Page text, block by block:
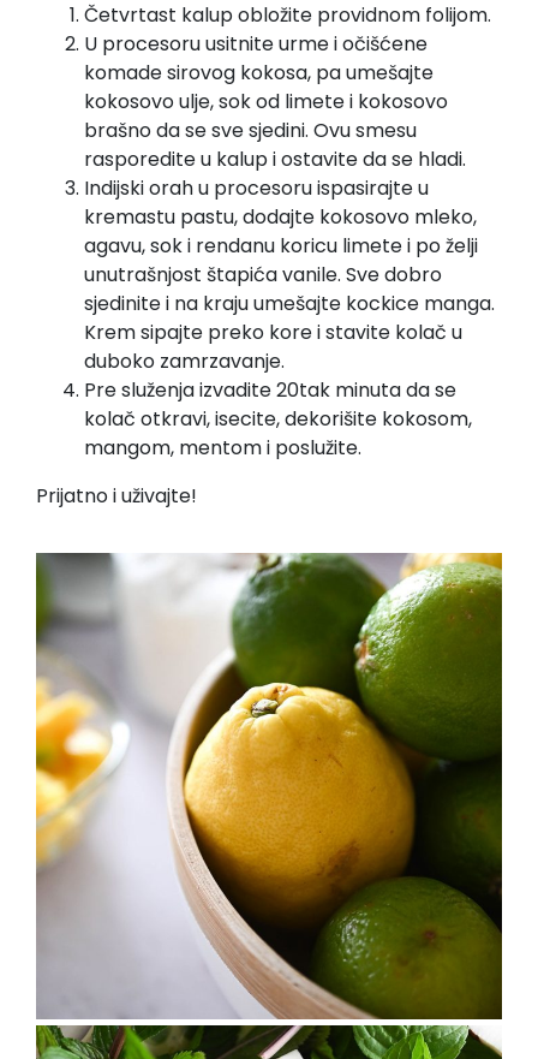
Četvrtast kalup obložite providnom folijom.
U procesoru usitnite urme i očišćene
komade sirovog kokosa, pa umešajte
kokosovo ulje, sok od limete i kokosovo
brašno da se sve sjedini. Ovu smesu
rasporedite u kalup i ostavite da se hladi.
Indijski orah u procesoru ispasirajte u
kremastu pastu, dodajte kokosovo mleko,
agavu, sok i rendanu koricu limete i po želji
unutrašnjost štapića vanile. Sve dobro
sjedinite i na kraju umešajte kockice manga.
Krem sipajte preko kore i stavite kolač u
duboko zamrzavanje.
Pre služenja izvadite 20tak minuta da se
kolač otkravi, isecite, dekorišite kokosom,
mangom, mentom i poslužite.
Prijatno i uživajte!